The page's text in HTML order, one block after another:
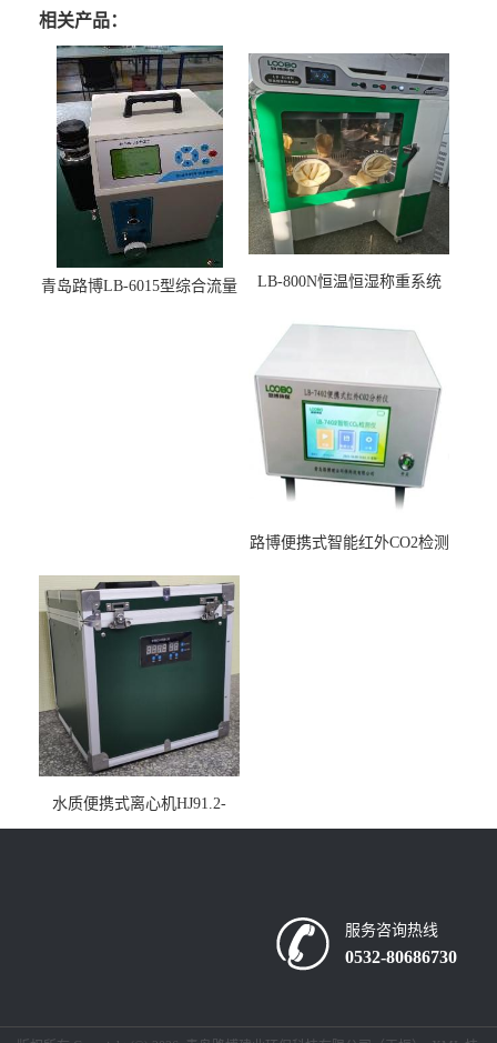
相关产品：
青岛路博LB-6015型综合流量
LB-800N恒温恒湿称重系统
路博便携式智能红外CO2检测
水质便携式离心机HJ91.2-
2022地表水总磷监测内置有
服务咨询热线
0532-80686730